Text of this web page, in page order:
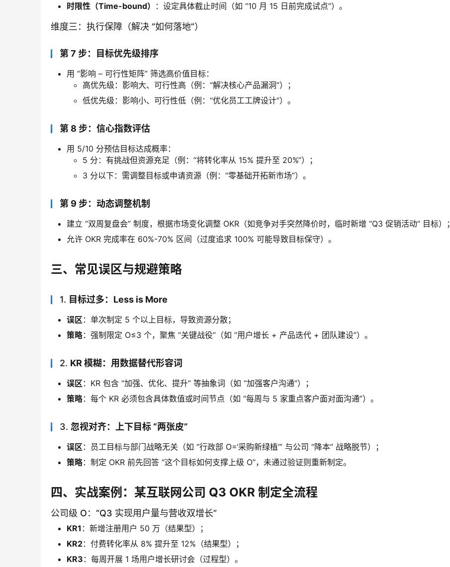
时限性（Time-bound）
：设定具体截止时间（如 “10 月 15 日前完成试点”）。
维度三：执行保障（解决 “如何落地”）
第 7 步：目标优先级排序
用 “影响 – 可行性矩阵” 筛选高价值目标：
高优先级：影响大、可行性高（例：“解决核心产品漏洞”）；
低优先级：影响小、可行性低（例：“优化员工工牌设计”）。
第 8 步：信心指数评估
用 5/10 分预估目标达成概率：
5 分：有挑战但资源充足（例：“将转化率从 15% 提升至 20%”）；
3 分以下：需调整目标或申请资源（例：“零基础开拓新市场”）。
第 9 步：动态调整机制
建立 “双周复盘会” 制度，根据市场变化调整 OKR（如竞争对手突然降价时，临时新增 “Q3 促销活动” 目标）；
允许 OKR 完成率在 60%-70% 区间（过度追求 100% 可能导致目标保守）。
三、常见误区与规避策略
1. 目标过多：Less is More
误区 ：单次制定 5 个以上目标，导致资源分散；
策略：强制限定 O≤3 个，聚焦 “关键战役”（如 “用户增长 + 产品迭代 + 团队建设”）。
2. KR 模糊：用数据替代形容词
误区 ：KR 包含 “加强、优化、提升” 等抽象词（如 “加强客户沟通”）；
策略：每个 KR 必须包含具体数值或时间节点（如 “每周与 5 家重点客户面对面沟通”）。
3. 忽视对齐：上下目标 “两张皮”
误区 ：员工目标与部门战略无关（如 “行政部 O=‘采购新绿植’” 与公司 “降本” 战略脱节）；
策略：制定 OKR 前先回答 “这个目标如何支撑上级 O”，未通过验证则重新制定。
四、实战案例：某互联网公司 Q3 OKR 制定全流程
公司级 O：“Q3 实现用户量与营收双增长”
KR1 ：新增注册用户 50 万（结果型）；
KR2：付费转化率从 8% 提升至 12%（结果型）；
KR3 ：每周开展 1 场用户增长研讨会（过程型）。